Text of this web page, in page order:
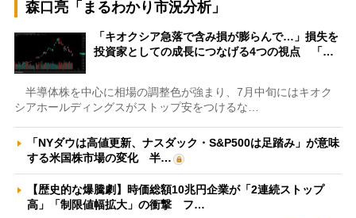
森口亮「まるわかり市況分析」
「キオクシア急落で含み損が膨らんで…」損失を
投資家としての成長につなげる4つの視点 「…
半導体株を中心に相場の調整色が強まり、7月中旬にはキオク
シアホールディングスがストップ安をつけるな…
「NYダウは高値更新、ナスダック・S&P500は足踏み」が意味
する米国株市場の変化 半…
【歴史的な爆騰劇】時価総額10兆円企業が「2連続ストップ
高」「制限値幅拡大」の衝撃 フ…